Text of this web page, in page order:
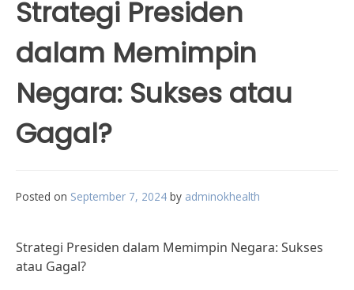
Strategi Presiden
dalam Memimpin
Negara: Sukses atau
Gagal?
Posted on September 7, 2024 by adminokhealth
Strategi Presiden dalam Memimpin Negara: Sukses
atau Gagal?